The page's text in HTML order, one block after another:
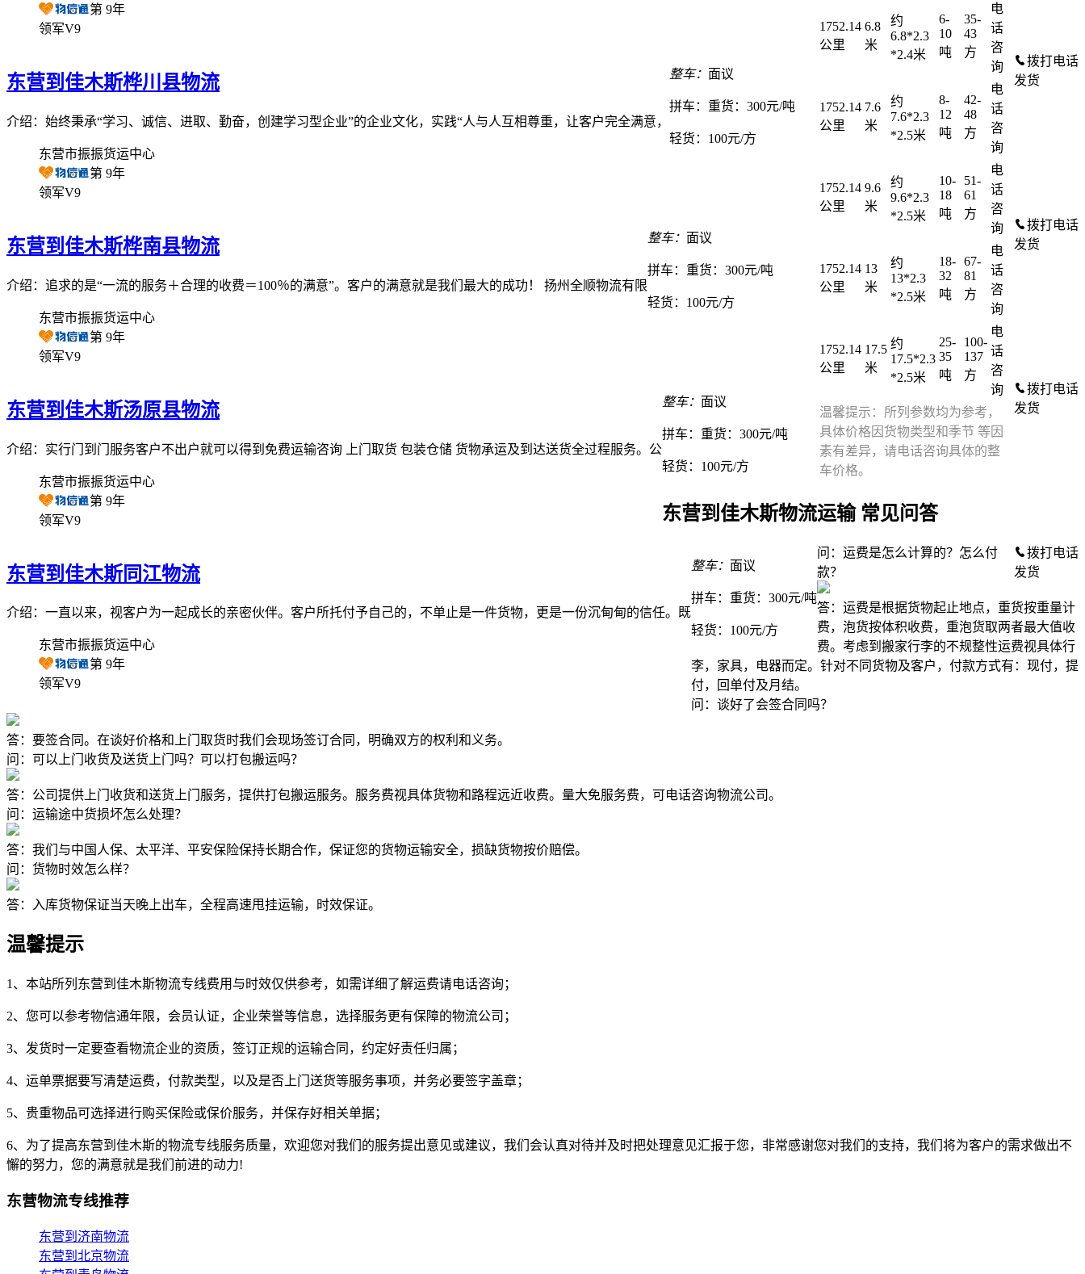
第 9年
领军V9
东营到佳木斯桦川县物流
介绍：始终秉承“学习、诚信、进取、勤奋，创建学习型企业”的企业文化，实践“人与人互相尊重，让客户完全满意，
东营市振振货运中心
第 9年
领军V9
整车： 面议
拼车： 重货：300元/吨
轻货： 100元/方
拨打电话
发货
东营到佳木斯桦南县物流
介绍：追求的是“一流的服务＋合理的收费＝100％的满意”。客户的满意就是我们最大的成功！ 扬州全顺物流有限
东营市振振货运中心
第 9年
领军V9
整车： 面议
拼车： 重货：300元/吨
轻货： 100元/方
拨打电话
发货
东营到佳木斯汤原县物流
介绍：实行门到门服务客户不出户就可以得到免费运输咨询 上门取货 包装仓储 货物承运及到达送货全过程服务。公
东营市振振货运中心
第 9年
领军V9
整车： 面议
拼车： 重货：300元/吨
轻货： 100元/方
拨打电话
发货
东营到佳木斯同江物流
介绍：一直以来，视客户为一起成长的亲密伙伴。客户所托付予自己的，不单止是一件货物，更是一份沉甸甸的信任。既
东营市振振货运中心
第 9年
领军V9
整车： 面议
拼车： 重货：300元/吨
轻货： 100元/方
拨打电话
发货
1752.14
公里
6.8
米
约
6.8*2.3
*2.4米
6-
10
吨
35-
43
方
电
话
咨
询
1752.14
公里
7.6
米
约
7.6*2.3
*2.5米
8-
12
吨
42-
48
方
电
话
咨
询
1752.14
公里
9.6
米
约
9.6*2.3
*2.5米
10-
18
吨
51-
61
方
电
话
咨
询
1752.14
公里
13
米
约
13*2.3
*2.5米
18-
32
吨
67-
81
方
电
话
咨
询
1752.14
公里
17.5
米
约
17.5*2.3
*2.5米
25-
35
吨
100-
137
方
电
话
咨
询
温馨提示：所列参数均为参考，
具体价格因货物类型和季节 等因
素有差异，请电话咨询具体的整
车价格。
东营到佳木斯物流运输 常见问答
问：运费是怎么计算的？怎么付
款？
答：运费是根据货物起止地点，重货按重量计
费，泡货按体积收费，重泡货取两者最大值收
费。考虑到搬家行李的不规整性运费视具体行
李，家具，电器而定。针对不同货物及客户，付款方式有：现付，提
付，回单付及月结。
问：谈好了会签合同吗？
答：要签合同。在谈好价格和上门取货时我们会现场签订合同，明确双方的权利和义务。
问：可以上门收货及送货上门吗？可以打包搬运吗？
答：公司提供上门收货和送货上门服务，提供打包搬运服务。服务费视具体货物和路程远近收费。量大免服务费，可电话咨询物流公司。
问：运输途中货损坏怎么处理？
答：我们与中国人保、太平洋、平安保险保持长期合作，保证您的货物运输安全，损缺货物按价赔偿。
问：货物时效怎么样？
答：入库货物保证当天晚上出车，全程高速甩挂运输，时效保证。
温馨提示
1、本站所列东营到佳木斯物流专线费用与时效仅供参考，如需详细了解运费请电话咨询；
2、您可以参考物信通年限，会员认证，企业荣誉等信息，选择服务更有保障的物流公司；
3、发货时一定要查看物流企业的资质，签订正规的运输合同，约定好责任归属；
4、运单票据要写清楚运费，付款类型，以及是否上门送货等服务事项，并务必要签字盖章；
5、贵重物品可选择进行购买保险或保价服务，并保存好相关单据；
6、为了提高东营到佳木斯的物流专线服务质量，欢迎您对我们的服务提出意见或建议，我们会认真对待并及时把处理意见汇报于您，非常感谢您对我们的支持，我们将为客户的需求做出不
懈的努力，您的满意就是我们前进的动力!
东营物流专线推荐
东营到济南物流
东营到北京物流